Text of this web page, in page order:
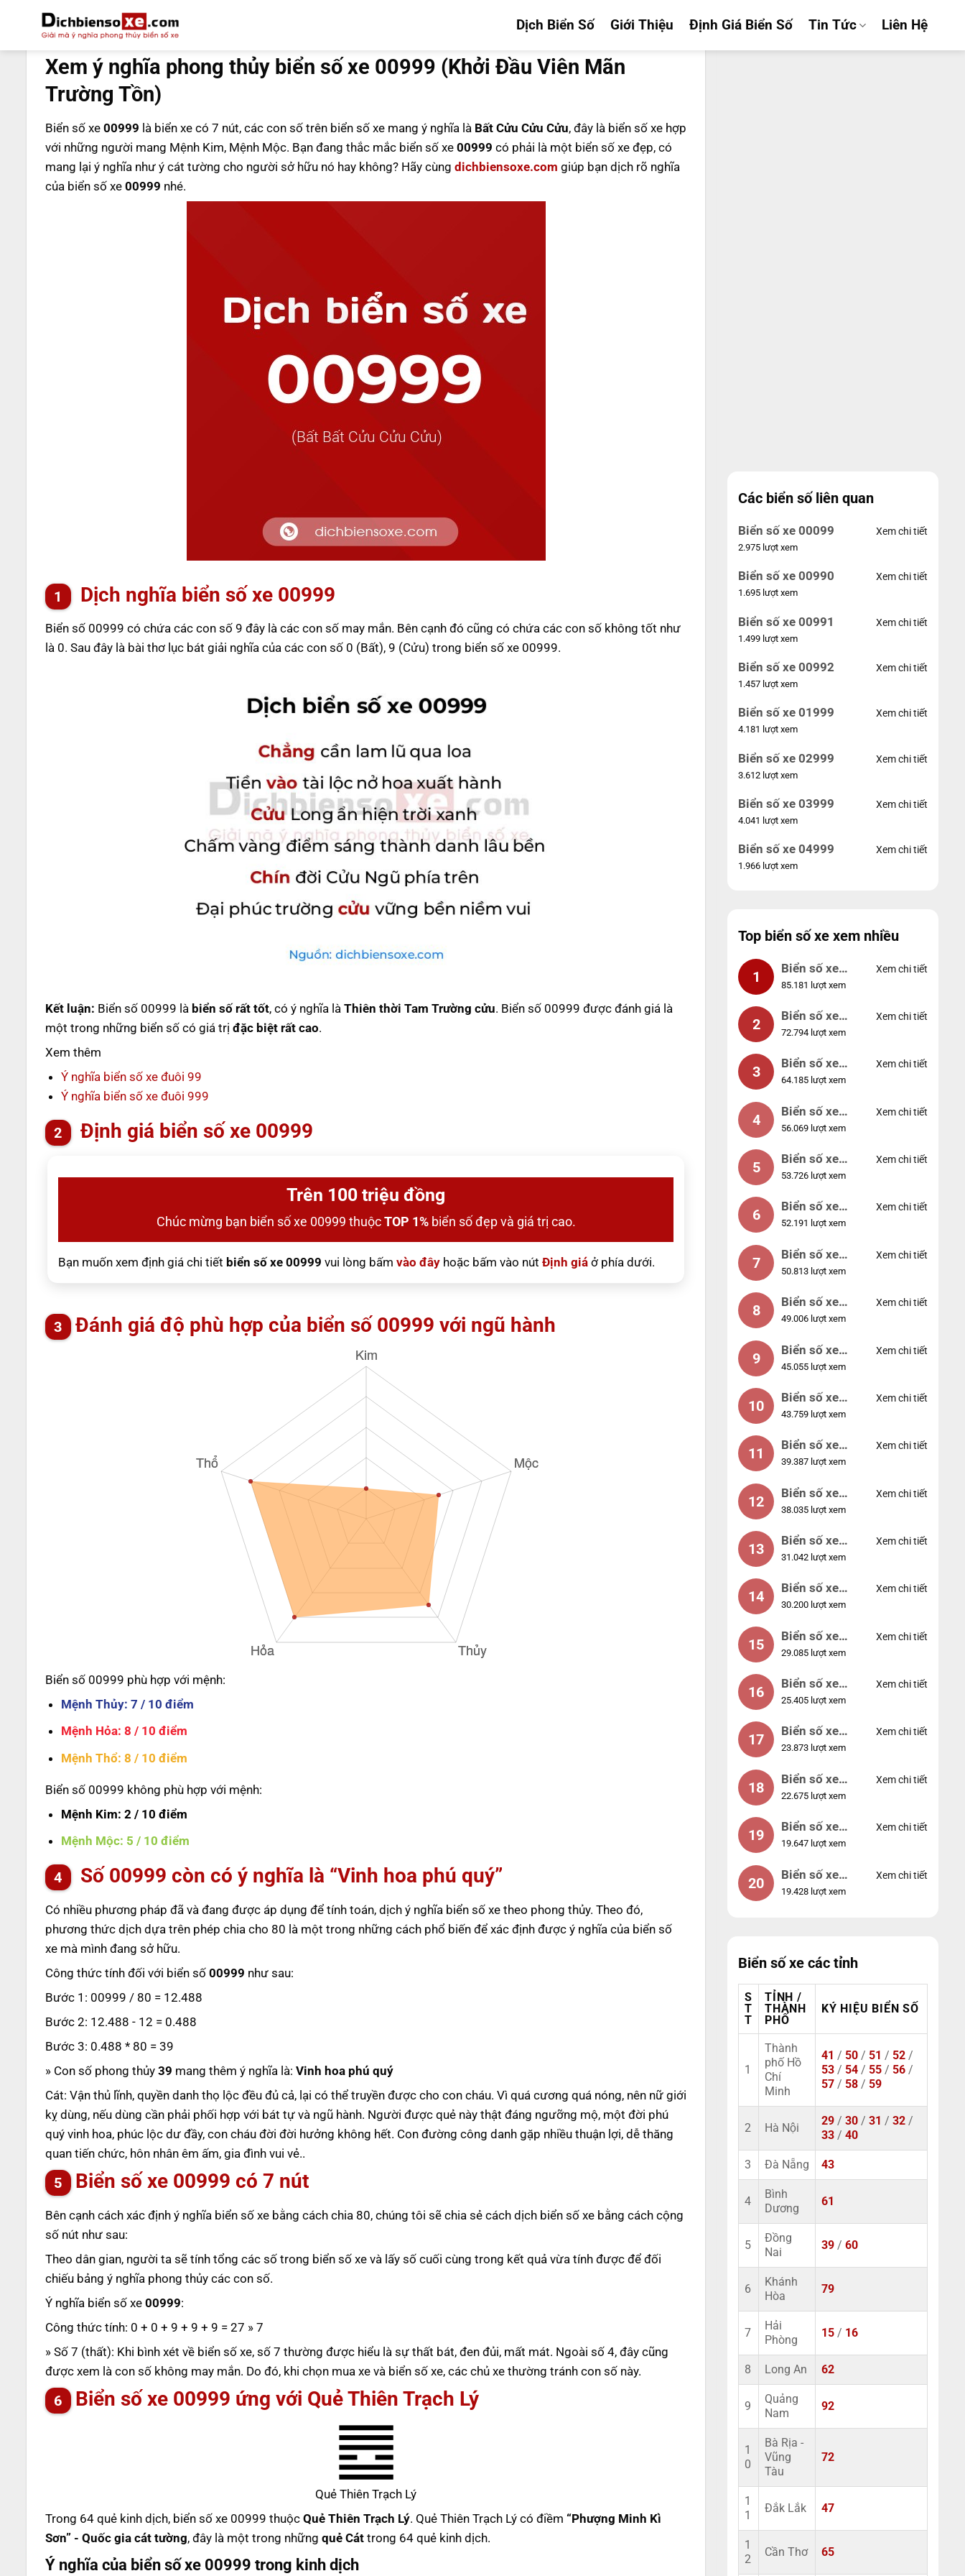
nội
Dịch Biển Số Giới Thiệu Định Giá Biển Số Tin Tức Liên Hệ
Xem ý nghĩa phong thủy biển số xe 00999 (Khởi Đầu Viên Mãn
Trường Tồn)
Biển số xe 00999 là biển xe có 7 nút, các con số trên biển số xe mang ý nghĩa là Bất Cửu Cửu Cửu, đây là biển số xe hợp
với những người mang Mệnh Kim, Mệnh Mộc. Bạn đang thắc mắc biển số xe 00999 có phải là một biển số xe đẹp, có
mang lại ý nghĩa như ý cát tường cho người sở hữu nó hay không? Hãy cùng dichbiensoxe.com giúp bạn dịch rõ nghĩa
của biển số xe 00999 nhé.
Dịch nghĩa biển số xe 00999
Biển số 00999 có chứa các con số 9 đây là các con số may mắn. Bên cạnh đó cũng có chứa các con số không tốt như
là 0. Sau đây là bài thơ lục bát giải nghĩa của các con số 0 (Bất), 9 (Cửu) trong biển số xe 00999.
Kết luận: Biển số 00999 là biển số rất tốt, có ý nghĩa là Thiên thời Tam Trường cửu. Biển số 00999 được đánh giá là
một trong những biển số có giá trị đặc biệt rất cao.
Xem thêm
Ý nghĩa biển số xe đuôi 99
Ý nghĩa biển số xe đuôi 999
Định giá biển số xe 00999
Trên 100 triệu đồng
Chúc mừng bạn biển số xe 00999 thuộcTOP 1%biển số đẹp và giá trị cao.
Bạn muốn xem định giá chi tiết biển số xe 00999 vui lòng bấm vào đâyhoặc bấm vào nút Định giáở phía dưới.
Đánh giá độ phù hợp của biển số 00999 với ngũ hành
Biển số 00999 phù hợp với mệnh:
Mệnh Thủy: 7 / 10 điểm
Mệnh Hỏa: 8 / 10 điểm
Mệnh Thổ: 8 / 10 điểm
Biển số 00999 không phù hợp với mệnh:
Mệnh Kim: 2 / 10 điểm
Mệnh Mộc: 5 / 10 điểm
Số 00999 còn có ý nghĩa là “Vinh hoa phú quý”
Có nhiều phương pháp đã và đang được áp dụng để tính toán, dịch ý nghĩa biển số xe theo phong thủy. Theo đó,
phương thức dịch dựa trên phép chia cho 80 là một trong những cách phổ biến để xác định được ý nghĩa của biển số
xe mà mình đang sở hữu.
Công thức tính đối với biển số 00999 như sau:
Bước 1: 00999 / 80 = 12.488
Bước 2: 12.488 - 12 = 0.488
Bước 3: 0.488 * 80 = 39
» Con số phong thủy 39 mang thêm ý nghĩa là: Vinh hoa phú quý
Cát: Vận thủ lĩnh, quyền danh thọ lộc đều đủ cả, lại có thể truyền được cho con cháu. Vì quá cương quá nóng, nên nữ giới
kỵ dùng, nếu dùng cần phải phối hợp với bát tự và ngũ hành. Người được quẻ này thật đáng ngưỡng mộ, một đời phú
quý vinh hoa, phúc lộc dư đầy, con cháu đời đời hưởng không hết. Con đường công danh gặp nhiều thuận lợi, dễ thăng
quan tiến chức, hôn nhân êm ấm, gia đình vui vẻ..
Biển số xe 00999 có 7 nút
Bên cạnh cách xác định ý nghĩa biển số xe bằng cách chia 80, chúng tôi sẽ chia sẻ cách dịch biển số xe bằng cách cộng
số nút như sau:
Theo dân gian, người ta sẽ tính tổng các số trong biển số xe và lấy số cuối cùng trong kết quả vừa tính được để đối
chiếu bảng ý nghĩa phong thủy các con số.
Ý nghĩa biển số xe 00999:
Công thức tính: 0 + 0 + 9 + 9 + 9 = 27 » 7
» Số 7 (thất): Khi bình xét về biển số xe, số 7 thường được hiểu là sự thất bát, đen đủi, mất mát. Ngoài số 4, đây cũng
được xem là con số không may mắn. Do đó, khi chọn mua xe và biển số xe, các chủ xe thường tránh con số này.
Biển số xe 00999 ứng với Quẻ Thiên Trạch Lý
Quẻ Thiên Trạch Lý
Trong 64 quẻ kinh dịch, biển số xe 00999 thuộc Quẻ Thiên Trạch Lý. Quẻ Thiên Trạch Lý có điềm “Phượng Minh Kì
Sơn” - Quốc gia cát tường, đây là một trong những quẻ Cáttrong 64 quẻ kinh dịch.
Ý nghĩa của biển số xe 00999 trong kinh dịch
Các biển số liên quan
Biển số xe 00099
2.975 lượt xem
Xem chi tiết
Biển số xe 00990
1.695 lượt xem
Xem chi tiết
Biển số xe 00991
1.499 lượt xem
Xem chi tiết
Biển số xe 00992
1.457 lượt xem
Xem chi tiết
Biển số xe 01999
4.181 lượt xem
Xem chi tiết
Biển số xe 02999
3.612 lượt xem
Xem chi tiết
Biển số xe 03999
4.041 lượt xem
Xem chi tiết
Biển số xe 04999
1.966 lượt xem
Xem chi tiết
Top biển số xe xem nhiều
1
Biển số xe
99999
85.181 lượt xem
Xem chi tiết
2
Biển số xe
04953
72.794 lượt xem
Xem chi tiết
3
Biển số xe
88888
64.185 lượt xem
Xem chi tiết
4
Biển số xe
12345
56.069 lượt xem
Xem chi tiết
5
Biển số xe
66666
53.726 lượt xem
Xem chi tiết
6
Biển số xe
11111
52.191 lượt xem
Xem chi tiết
7
Biển số xe
44444
50.813 lượt xem
Xem chi tiết
8
Biển số xe
77777
49.006 lượt xem
Xem chi tiết
9
Biển số xe
55555
45.055 lượt xem
Xem chi tiết
10
Biển số xe
56789
43.759 lượt xem
Xem chi tiết
11
Biển số xe
01234
39.387 lượt xem
Xem chi tiết
12
Biển số xe
33333
38.035 lượt xem
Xem chi tiết
13
Biển số xe
22222
31.042 lượt xem
Xem chi tiết
14
Biển số xe
14953
30.200 lượt xem
Xem chi tiết
15
Biển số xe
24953
29.085 lượt xem
Xem chi tiết
16
Biển số xe
49053
25.405 lượt xem
Xem chi tiết
17
Biển số xe
44953
23.873 lượt xem
Xem chi tiết
18
Biển số xe
74953
22.675 lượt xem
Xem chi tiết
19
Biển số xe
99998
19.647 lượt xem
Xem chi tiết
20
Biển số xe
25525
19.428 lượt xem
Xem chi tiết
Biển số xe các tỉnh
S
T
T
TỈNH /
THÀNH
PHỐ
KÝ HIỆU BIỂN SỐ
1
Thành
phố Hồ
Chí
Minh
41 / 50 / 51 / 52 /
53 / 54 / 55 / 56 /
57 / 58 / 59
2 Hà Nội
29 / 30 / 31 / 32 /
33 / 40
3 Đà Nẵng 43
4
Bình
Dương
61
5
Đồng
Nai
39 / 60
6
Khánh
Hòa
79
7
Hải
Phòng
15 / 16
8 Long An 62
9
Quảng
Nam
92
1
0
Bà Rịa -
Vũng
Tàu
72
1
1
Đắk Lắk 47
1
2
Cần Thơ 65